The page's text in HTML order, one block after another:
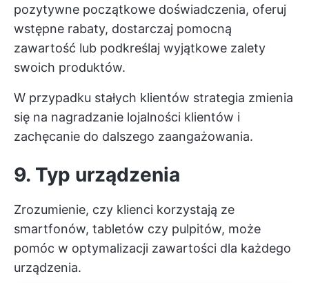
pozytywne początkowe doświadczenia, oferuj
wstępne rabaty, dostarczaj pomocną
zawartość lub podkreślaj wyjątkowe zalety
swoich produktów.
W przypadku stałych klientów strategia zmienia
się na nagradzanie lojalności klientów i
zachęcanie do dalszego zaangażowania.
9. Typ urządzenia
Zrozumienie, czy klienci korzystają ze
smartfonów, tabletów czy pulpitów, może
pomóc w optymalizacji zawartości dla każdego
urządzenia.